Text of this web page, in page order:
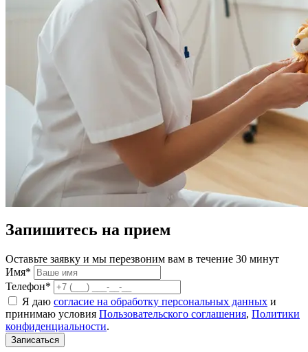
Запишитесь на прием
Оставьте заявку и мы перезвоним вам в течение 30 минут
Имя*
Телефон*
Я даю согласие на обработку персональных данных и
принимаю условия Пользовательского соглашения, Политики
конфиденциальности.